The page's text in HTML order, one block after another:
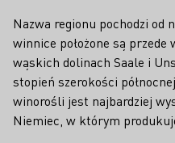
Nazwa regionu pochodzi od
winnice położone są
wąskich dolinach Saale i
stopień szerokości
winorośli jest najbardziej
Niemiec, w którym